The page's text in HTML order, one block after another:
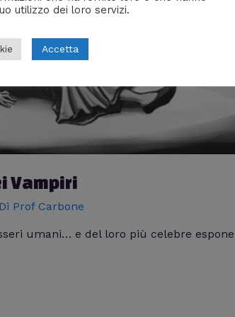
Vampiri
Prof Carbone
umani… e del loro più celebre
utilizzo dei loro servizi.
Accetta